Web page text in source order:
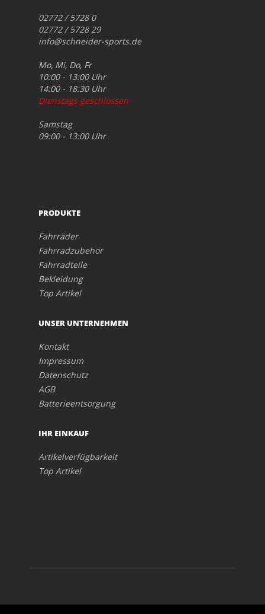
02772 / 5728 0
02772 / 5728 29
info@schneider-sports.de
Mo, Mi, Do, Fr
10:00 - 13:00 Uhr
14:00 - 18:30 Uhr
Dienstags geschlossen
Samstag
09:00 - 13:00 Uhr
PRODUKTE
Fahrräder
Fahrradzubehör
Fahrradteile
Bekleidung
Top Artikel
UNSER UNTERNEHMEN
Kontakt
Impressum
Datenschutz
AGB
Batterieentsorgung
IHR EINKAUF
Artikelverfügbarkeit
Top Artikel